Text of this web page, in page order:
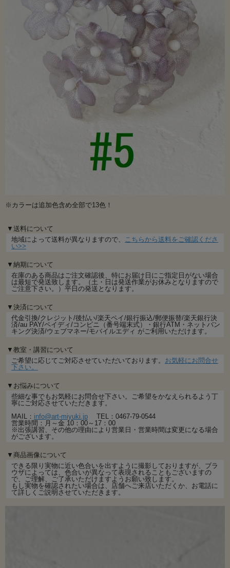
※カラーは追加色含め全部で13色！
▼送料について
地域によって送料が異なりますので、
こちらから送料をご確認くださ
い>>
▼納期について
在庫のある商品はご注文確認後、特にお届け日にご指定日がない場合
は最短で発送致します。（土・日は発送作業がお休みとなりますので
ご注意下さい。）平日の発送となります。
▼決済について
代金引換/クレジット/後払い/楽天ペイ/銀行振込/郵便振替/楽天銀行決
済/au PAY/ペイディ/コンビニ（番号端末式）・銀行ATM・ネットバン
キング決済/ウェブマネー/モバイルエディ がご利用いただけます。
▼教室・講習について
ご希望に応じてご対応させていただいております。 お気軽にお問合せ
下さい。
▼お悩みについて
些細な事でもお気軽にお問合せ下さい。ご希望をかなえられるよう丁
寧にご対応させていただきます。
MAIL： info@art-miyuki.jp TEL：0467-79-0544
営業時間：月～金 10：00～17：00
※出張講習、その他の理由により営業日・営業時間は変更になる場合
がございます。
▼商品画像について
できる限り実物に近い色合いを出すように撮影しておりますが、ブラ
ウザによっては、色合いが異なって表現されることもございますの
で、ご理解、ご了承いただけますようお願い致します。
もし実物を確認されたい場合は、店舗へご来店いただくか、お電話に
て詳しくご説明させていただきます。